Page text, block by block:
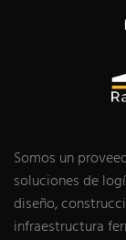
Somos un
soluciones de
diseño,
infraestructura